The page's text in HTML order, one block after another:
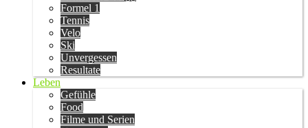
Formel 1
Tennis
Velo
Ski
Unvergessen
Resultate
Leben
Gefühle
Food
Filme und Serien